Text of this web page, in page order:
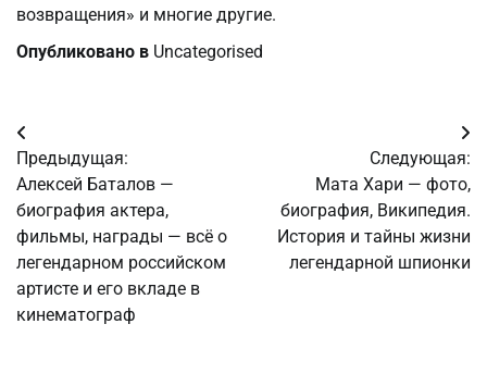
возвращения» и многие другие.
Опубликовано в Uncategorised
Навигация
по
записям
Предыдущая:
Алексей Баталов —
биография актера,
фильмы, награды — всё о
легендарном российском
артисте и его вкладе в
кинематограф
Следующая:
Мата Хари — фото,
биография, Википедия.
История и тайны жизни
легендарной шпионки